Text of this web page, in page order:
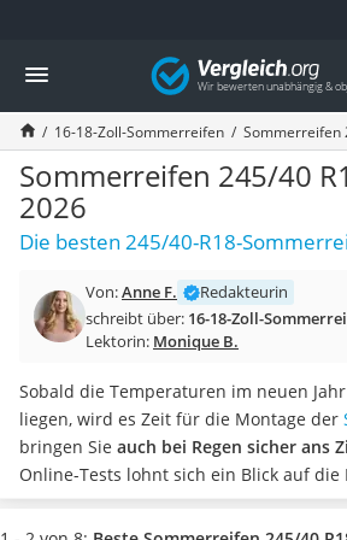
Die beliebtesten Vergleiche nach Kategorie
Auto & Motor
Fahrradträger-Anhängerkupplung (4
Fahrradträger
Fahrradträger (Anhängerkupplung)
Fahrradträger 3 Fahrräder
Benzinkanister (20 l)
Dashcam
Benzinkanister
Marderschreck
AGM-Batterie Wohnmobil
Thule-Fahrradträger
FM-Transmitter
Sommerreifen 205/55 R16
Autobatterie-Ladegerät
Vergleich
16-18-Zoll-Sommerreifen
Sommerreifen 245/40
2026
Die besten 245/40-R18-
Von:Anne F.
Redakteurin
schreibt über: 16-18-Zoll-
Lektorin: Monique B.
Sobald die Temperaturen im neuen
liegen, wird es Zeit für die Montage der
bringen Sie auch bei Regen sicher ans
Online-Tests lohnt sich ein Blick auf
diese gibt an, wie sich der Bremsweg
nasser Fahrbahn verändert. Wählen Sie